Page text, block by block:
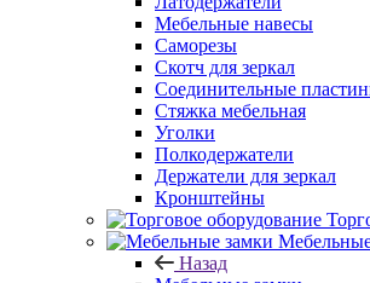
Мебельные навесы
Саморезы
Скотч для зеркал
Соединительные
Стяжка мебельная
Уголки
Полкодержатели
Держатели для зеркал
Кронштейны
Назад